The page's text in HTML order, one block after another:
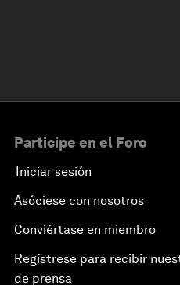
Participe en el Foro
Iniciar sesión
Asóciese con nosotros
Conviértase en miembro
Regístrese para recibir
de prensa